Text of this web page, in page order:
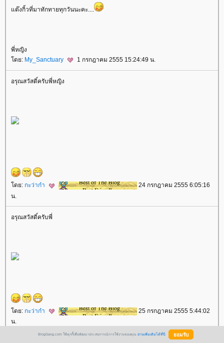
ต๊งกิ้วที่มาทักทายทุกวันนะคะ....
พี่หญิง
ดย: My_Sanctuary 1 กรกฎาคม 2555 15:24:49 น.
อรุณสวัสดิ์ครับพี่หญิง
ดย: กะว่าก๋า
24 กรกฎาคม 2555 6:05:16
น.
อรุณสวัสดิ์ครับพี่
ดย: กะว่าก๋า
25 กรกฎาคม 2555 5:44:02
น.
BlogGang.com ใช้คุกกี้เพื่อพัฒนาประสบการณ์การใช้งานของคุณ อ่านเพิ่มเติมได้ที่นี่